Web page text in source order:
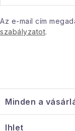
Az e-mail cím
szabályzatot.
á
bMinden a
Ihlet